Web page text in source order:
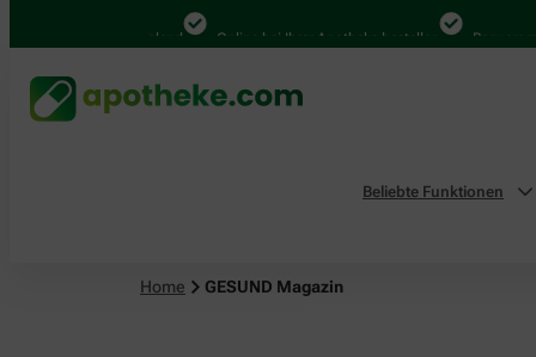
4.000 Mal in Deutschland Online bei Ihrer Apotheke bestellen Bequem
Beliebte Funktionen
Home GESUND Magazin